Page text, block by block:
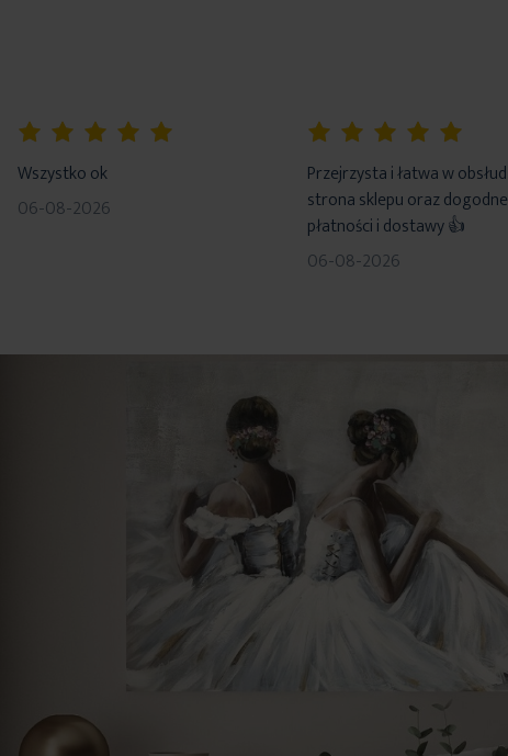
Wszystko ok
06-08-2026
Przejrzysta i łatwa w
strona sklepu oraz
płatności i dostawy 👍
06-08-2026